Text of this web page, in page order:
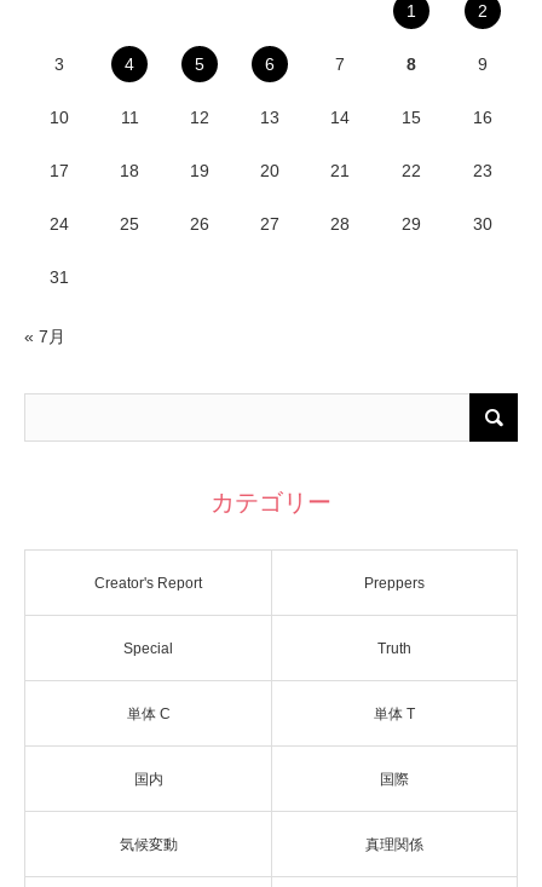
1 2
3 4 5 6 7 8 9
10 11 12 13 14 15 16
17 18 19 20 21 22 23
24 25 26 27 28 29 30
31
« 7月
カテゴリー
Creator's Report Preppers
Special Truth
単体 C 単体 T
国内 国際
気候変動 真理関係